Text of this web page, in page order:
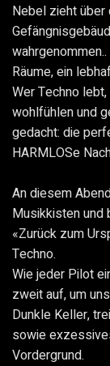
Nebel zieht über
Räume, ein
Wer Techno
wohlfühlen und
gedacht: die
HARMLOSe
An diesem
Musikkisten und
«Zurück zum
Techno.
Wie jeder Pilot
zweit auf, um
Dunkle Keller,
sowie
Vordergrund.